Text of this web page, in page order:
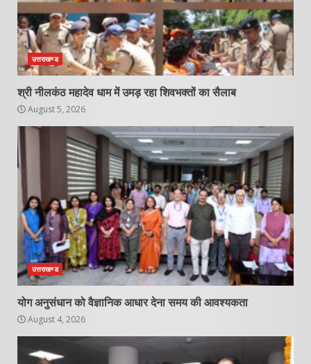
उत्तराखण्ड
श्री नीलकंठ महादेव धाम में उमड़ रहा शिवभक्तों का सैलाब
August 5, 2026
उत्तराखण्ड
योग अनुसंधान को वैज्ञानिक आधार देना समय की आवश्यकता
August 4, 2026